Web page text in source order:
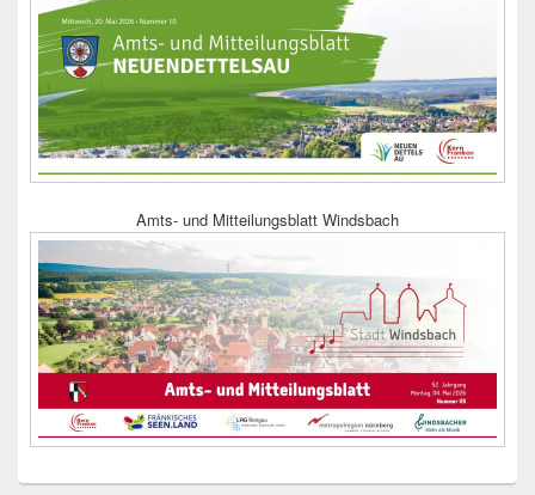
Amts- und Mitteilungsblatt Windsbach